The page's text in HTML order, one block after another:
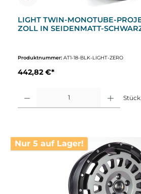
LIGHT TWIN-MONOTUBE-
ZOLL IN SEIDENMATT-
Produktnummer: AT1-18-BLK-LIGHT-ZERO
442,82 €*
Stück
Nur 5 auf Lager!